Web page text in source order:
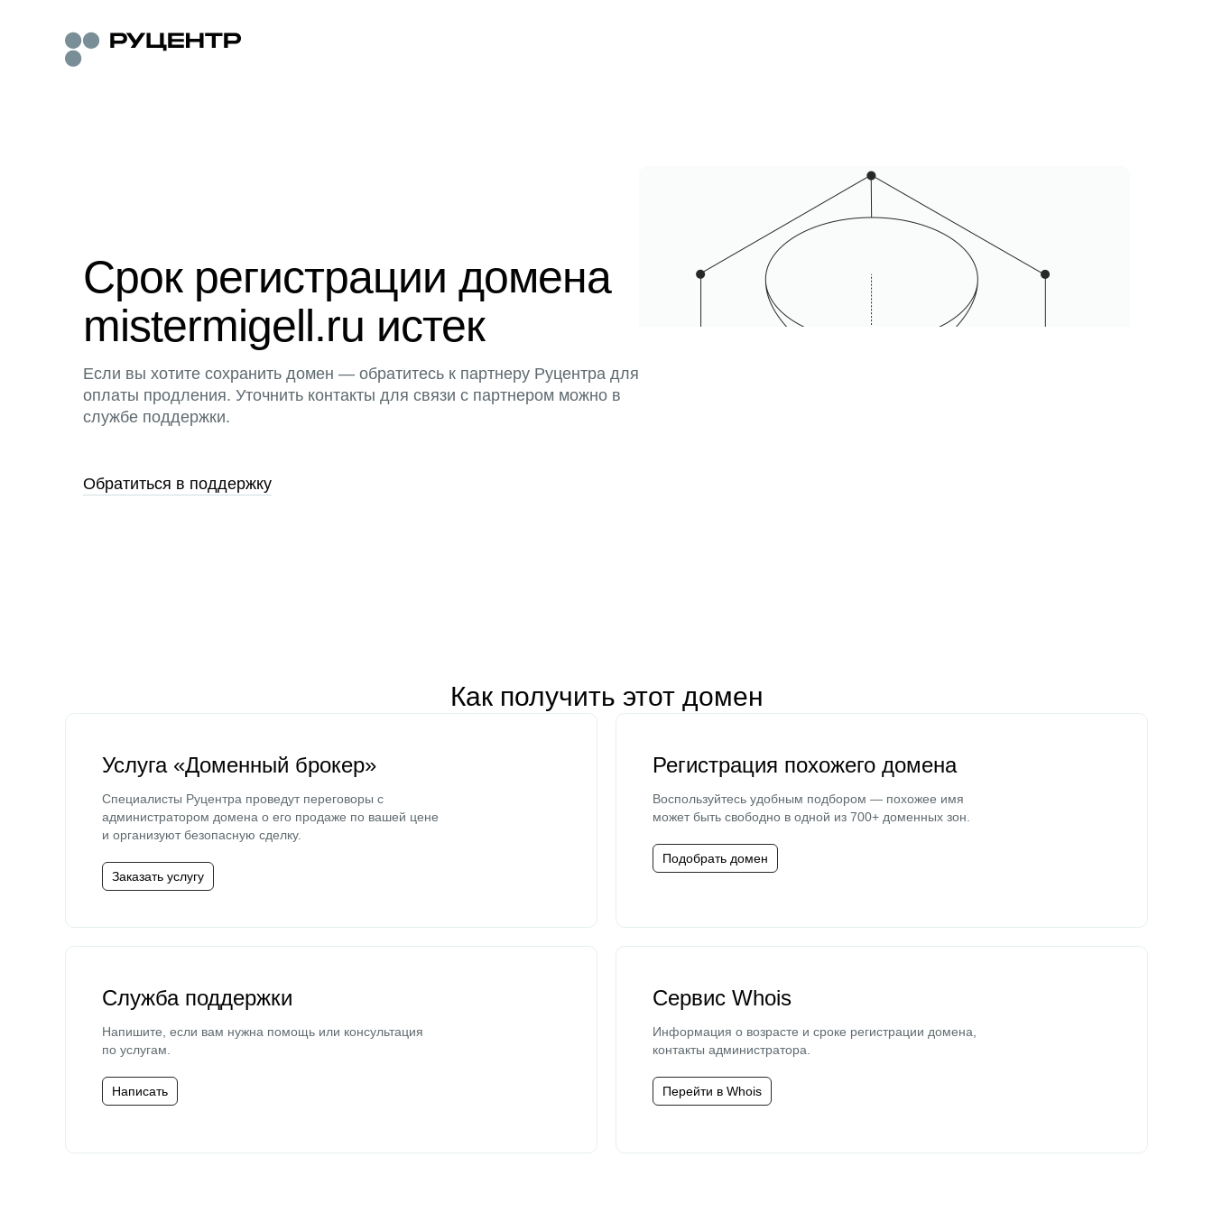
Срок регистрации домена
mistermigell.ru истек
Если вы хотите сохранить домен — обратитесь к партнеру Руцентра для
оплаты продления. Уточнить контакты для связи с партнером можно в
службе поддержки.
Обратиться в поддержку
Как получить этот домен
Услуга «Доменный брокер»
Специалисты Руцентра проведут переговоры с
администратором домена о его продаже по вашей цене
и организуют безопасную сделку.
Заказать услугу
Регистрация похожего домена
Воспользуйтесь удобным подбором — похожее имя
может быть свободно в одной из 700+ доменных зон.
Подобрать домен
Служба поддержки
Напишите, если вам нужна помощь или консультация
по услугам.
Написать
Сервис Whois
Информация о возрасте и сроке регистрации домена,
контакты администратора.
Перейти в Whois